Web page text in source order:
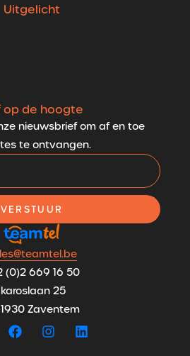
Uitgelicht
op de hoogte
nieuwsbrief om af en toe
te ontvangen.
VERSTUUR
(0)2 669 16 50
25
1930 Zaventem